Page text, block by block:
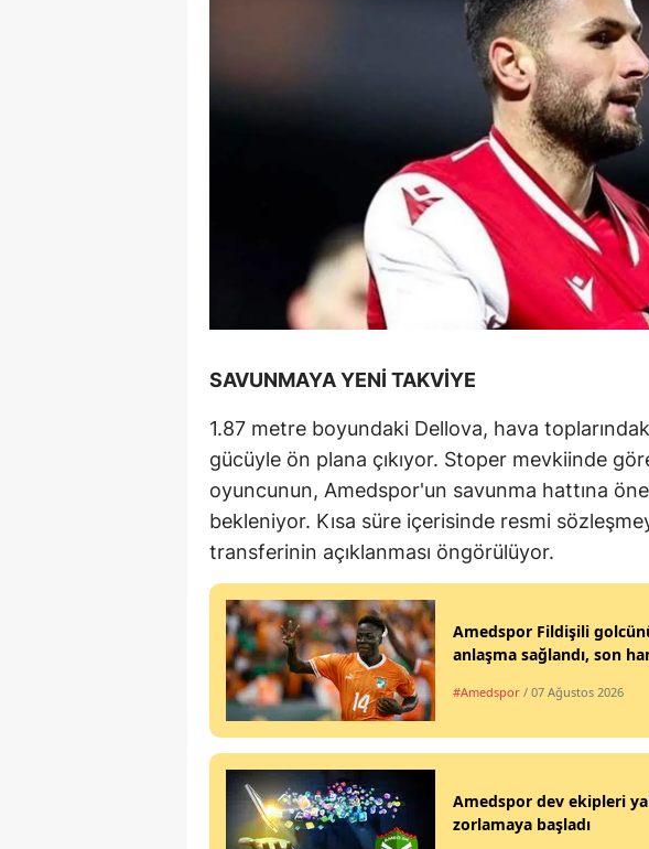
SAVUNMAYA YENİ TAKVİYE
1.87 metre boyundaki Dellova, hava
gücüyle ön plana çıkıyor. Stoper mevkiinde
oyuncunun, Amedspor'un savunma hattına
bekleniyor. Kısa süre içerisinde resmi
transferinin açıklanması öngörülüyor.
Amedspor Fildişili
anlaşma sağlandı, son
#Amedspor / 07 Ağustos 2026
Amedspor dev ekipleri
zorlamaya başladı